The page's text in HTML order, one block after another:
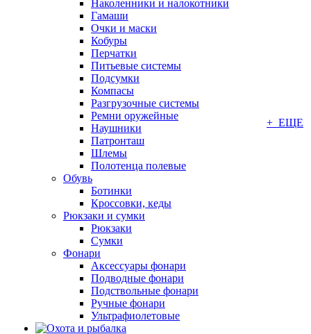
Наколенники и налокотники
Гамаши
Очки и маски
Кобуры
Перчатки
Питьевые системы
Подсумки
Компасы
Разгрузочные системы
Ремни оружейные
Наушники
Патронташ
Шлемы
Полотенца полевые
Обувь
Ботинки
Кроссовки, кеды
Рюкзаки и сумки
Рюкзаки
Сумки
Фонари
Аксессуары фонари
Подводные фонари
Подствольные фонари
Ручные фонари
Ультрафиолетовые
+ ЕЩЕ